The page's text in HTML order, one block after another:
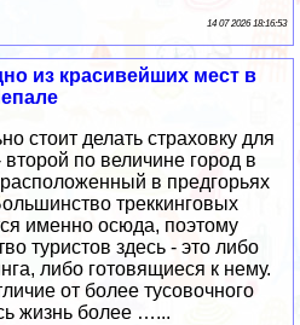
14 07 2026 18:16:53
из красивейших мест в
стоит делать страховку для
по величине город в
в предгорьях
треккинговых
именно осюда, поэтому
туристов здесь - это либо
либо готовящиеся к нему.
от более тусовочного
жизнь более …...